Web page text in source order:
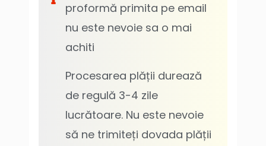
proformă primita pe email
nu este nevoie sa o mai
achiti
Procesarea plății durează
de regulă 3-4 zile
lucrătoare. Nu este nevoie
să ne trimiteți dovada plății